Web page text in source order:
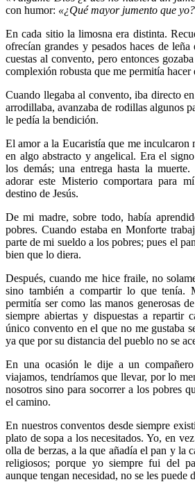
con humor: «¿Qué mayor jumento que
En cada sitio la limosna era distinta.
ofrecían grandes y pesados haces de
cuestas al convento, pero entonces
complexión robusta que me permitía hacer
Cuando llegaba al convento, iba directo
arrodillaba, avanzaba de rodillas algunos
le pedía la bendición.
El amor a la Eucaristía que me inculcaron
en algo abstracto y angelical. Era el
los demás; una entrega hasta la
adorar este Misterio comportara para
destino de Jesús.
De mi madre, sobre todo, había
pobres. Cuando estaba en Monforte
parte de mi sueldo a los pobres; pues el
bien que lo diera.
Después, cuando me hice fraile, no
sino también a compartir lo que tenía.
permitía ser como las manos generosas
siempre abiertas y dispuestas a repartir
único convento en el que no me gustaba
ya que por su distancia del pueblo no se
En una ocasión le dije a un
viajamos, tendríamos que llevar, por lo
nosotros sino para socorrer a los pobres
el camino.
En nuestros conventos desde siempre
plato de sopa a los necesitados. Yo, en
olla de berzas, a la que añadía el pan y la
religiosos; porque yo siempre fui del
aunque tengan necesidad, no se les puede